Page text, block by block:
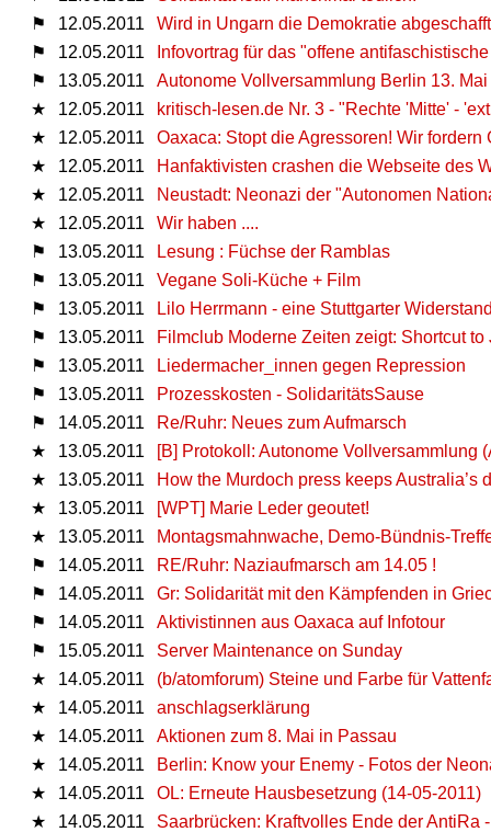
⚑
12.05.2011
Wird in Ungarn die Demokratie
⚑
12.05.2011
Infovortrag für das "offene
⚑
13.05.2011
Autonome Vollversammlung Berlin 13. Mai
★
12.05.2011
kritisch-lesen.de Nr. 3 - "Rechte 'Mitte' -
★
12.05.2011
Oaxaca: Stopt die Agressoren! Wir fordern
★
12.05.2011
Hanfaktivisten crashen die Webseite des
★
12.05.2011
Neustadt: Neonazi der "Autonomen
★
12.05.2011
Wir haben ....
⚑
13.05.2011
Lesung : Füchse der Ramblas
⚑
13.05.2011
Vegane Soli-Küche + Film
⚑
13.05.2011
Lilo Herrmann - eine Stuttgarter
⚑
13.05.2011
Filmclub Moderne Zeiten zeigt: Shortcut to
⚑
13.05.2011
Liedermacher_innen gegen Repression
⚑
13.05.2011
Prozesskosten - SolidaritätsSause
⚑
14.05.2011
Re/Ruhr: Neues zum Aufmarsch
★
13.05.2011
[B] Protokoll: Autonome Vollversammlung
★
13.05.2011
How the Murdoch press keeps Australia’s
★
13.05.2011
[WPT] Marie Leder geoutet!
★
13.05.2011
Montagsmahnwache, Demo-Bündnis-
⚑
14.05.2011
RE/Ruhr: Naziaufmarsch am 14.05 !
⚑
14.05.2011
Gr: Solidarität mit den Kämpfenden in
⚑
14.05.2011
Aktivistinnen aus Oaxaca auf Infotour
⚑
15.05.2011
Server Maintenance on Sunday
★
14.05.2011
(b/atomforum) Steine und Farbe für
★
14.05.2011
anschlagserklärung
★
14.05.2011
Aktionen zum 8. Mai in Passau
★
14.05.2011
Berlin: Know your Enemy - Fotos der
★
14.05.2011
OL: Erneute Hausbesetzung (14-05-2011)
★
14.05.2011
Saarbrücken: Kraftvolles Ende der AntiRa